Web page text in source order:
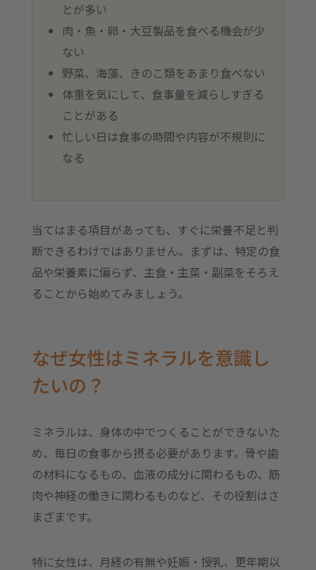
とが多い
肉・魚・卵・大豆製品を食べる機会が少
ない
野菜、海藻、きのこ類をあまり食べない
体重を気にして、食事量を減らしすぎる
ことがある
忙しい日は食事の時間や内容が不規則に
なる
当てはまる項目があっても、すぐに栄養不足と判
断できるわけではありません。まずは、特定の食
品や栄養素に偏らず、主食・主菜・副菜をそろえ
ることから始めてみましょう。
なぜ女性はミネラルを意識し
たいの？
ミネラルは、身体の中でつくることができないた
め、毎日の食事から摂る必要があります。骨や歯
の材料になるもの、血液の成分に関わるもの、筋
肉や神経の働きに関わるものなど、その役割はさ
まざまです。
特に女性は、月経の有無や妊娠・授乳、更年期以